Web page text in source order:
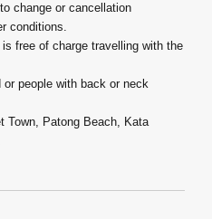
change or cancellation
conditions.
free of charge travelling with the
people with back or neck
Town, Patong Beach, Kata